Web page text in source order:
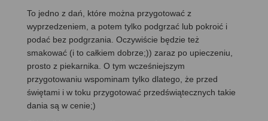
To jedno z dań, które można przygotować z
wyprzedzeniem, a potem tylko podgrzać lub pokroić i
podać bez podgrzania. Oczywiście będzie też
smakować (i to całkiem dobrze;)) zaraz po upieczeniu,
prosto z piekarnika. O tym wcześniejszym
przygotowaniu wspominam tylko dlatego, że przed
świętami i w toku przygotować przedświątecznych takie
dania są w cenie;)